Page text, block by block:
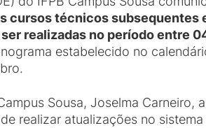
cursos técnicos subsequentes
realizadas no período entre
estabelecido no
Sousa, Joselma Carneiro, a
realizar atualizações no